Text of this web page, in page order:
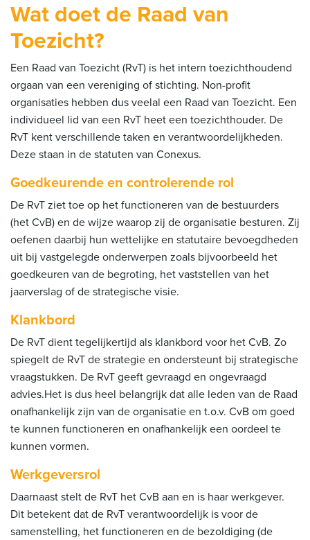
Wat doet de Raad van
Toezicht?
Een Raad van Toezicht (RvT) is het intern toezichthoudend
orgaan van een vereniging of stichting. Non-profit
organisaties hebben dus veelal een Raad van Toezicht. Een
individueel lid van een RvT heet een toezichthouder. De
RvT kent verschillende taken en verantwoordelijkheden.
Deze staan in de statuten van Conexus.
Goedkeurende en controlerende rol
De RvT ziet toe op het functioneren van de bestuurders
(het CvB) en de wijze waarop zij de organisatie besturen. Zij
oefenen daarbij hun wettelijke en statutaire bevoegdheden
uit bij vastgelegde onderwerpen zoals bijvoorbeeld het
goedkeuren van de begroting, het vaststellen van het
jaarverslag of de strategische visie.
Klankbord
De RvT dient tegelijkertijd als klankbord voor het CvB. Zo
spiegelt de RvT de strategie en ondersteunt bij strategische
vraagstukken. De RvT geeft gevraagd en ongevraagd
advies.Het is dus heel belangrijk dat alle leden van de Raad
onafhankelijk zijn van de organisatie en t.o.v. CvB om goed
te kunnen functioneren en onafhankelijk een oordeel te
kunnen vormen.
Werkgeversrol
Daarnaast stelt de RvT het CvB aan en is haar werkgever.
Dit betekent dat de RvT verantwoordelijk is voor de
samenstelling, het functioneren en de bezoldiging (de